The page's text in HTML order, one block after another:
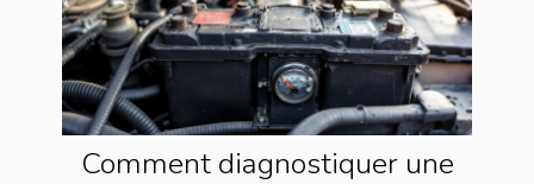
Comment diagnostiquer une